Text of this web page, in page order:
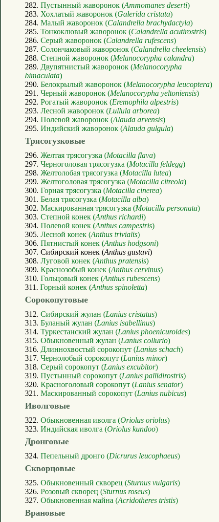
282. Пустынный жаворонок (Ammomanes deserti)
283. Хохлатый жаворонок (Galerida cristata)
284. Малый жаворонок (Calandrella brachydactyla)
285. Тонкоклювый жаворонок (Calandrella acutirostris)
286. Серый жаворонок (Calandrella rufescens)
287. Солончаковый жаворонок (Calandrella cheelensis)
288. Степной жаворонок (Melanocorypha calandra)
289. Двупятнистый жаворонок (Melanocorypha
bimaculata)
290. Белокрылый жаворонок (Melanocorypha leucoptera)
291. Черный жаворонок (Melanocorypha yeltoniensis)
292. Рогатый жаворонок (Eremophila alpestris)
293. Лесной жаворонок (Lullula arborea)
294. Полевой жаворонок (Alauda arvensis)
295. Индийский жаворонок (Alauda gulgula)
Трясогузковые
296. Желтая трясогузка (Motacilla flava)
297. Черноголовая трясогузка (Motacilla feldegg)
298. Желтолобая трясогузка (Motacilla lutea)
299. Желтоголовая трясогузка (Motacilla citreola)
300. Горная трясогузка (Motacilla cinerea)
301. Белая трясогузка (Motacilla alba)
302. Маскированная трясогузка (Motacilla personata)
303. Степной конек (Anthus richardi)
304. Полевой конек (Anthus campestris)
305. Лесной конек (Anthus trivialis)
306. Пятнистый конек (Anthus hodgsoni)
307. Сибирский конек (Anthus gustavi)
308. Луговой конек (Anthus pratensis)
309. Краснозобый конек (Anthus cervinus)
310. Гольцовый конек (Anthus rubescens)
311. Горный конек (Anthus spinoletta)
Сорокопутовые
312. Сибирский жулан (Lanius cristatus)
313. Буланый жулан (Lanius isabellinus)
314. Туркестанский жулан (Lanius phoenicuroides)
315. Обыкновенный жулан (Lanius collurio)
316. Длиннохвостый сорокопут (Lanius schach)
317. Чернолобый сорокопут (Lanius minor)
318. Серый сорокопут (Lanius excubitor)
319. Пустынный сорокопут (Lanius pallidirostris)
320. Красноголовый сорокопут (Lanius senator)
321. Маскированный сорокопут (Lanius nubicus)
Иволговые
322. Обыкновенная иволга (Oriolus oriolus)
323. Индийская иволга (Oriolus kundoo)
Дронговые
324. Пепельный дронго (Dicrurus leucophaeus)
Скворцовые
325. Обыкновенный скворец (Sturnus vulgaris)
326. Розовый скворец (Sturnus roseus)
327. Обыкновенная майна (Acridotheres tristis)
Врановые